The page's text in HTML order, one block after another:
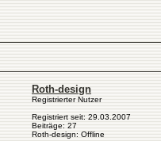
Roth-design
Registrierter Nutzer
Registriert seit: 29.03.2007
Beiträge: 27
Roth-design: Offline